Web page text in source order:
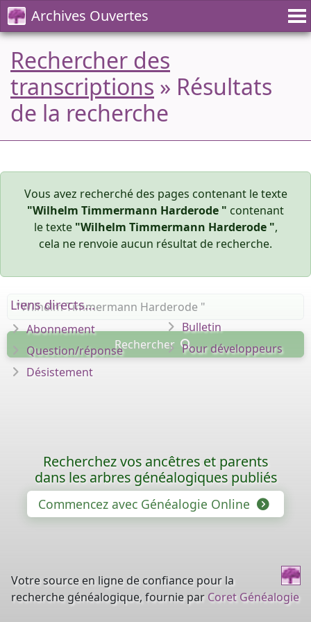
Archives Ouvertes
Rechercher des
transcriptions » Résultats
de la recherche
Vous avez recherché des pages contenant le texte
"Wilhelm Timmermann Harderode " contenant
le texte "Wilhelm Timmermann Harderode ",
cela ne renvoie aucun résultat de recherche.
Rechercher
Liens directs...
Abonnement
Question/réponse
Désistement
Bulletin
Pour développeurs
Recherchez vos ancêtres et parents
dans les arbres généalogiques publiés
Commencez avec Généalogie Online
Votre source en ligne de confiance pour la
recherche généalogique, fournie par Coret Généalogie